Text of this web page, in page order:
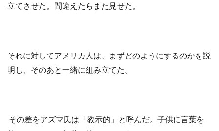
立てさせた。間違えたらまた見せた。
それに対してアメリカ人は、まずどのようにするのかを説
明し、そのあと一緒に組み立てた。
その差をアズマ氏は「教示的」と呼んだ。子供に言葉を